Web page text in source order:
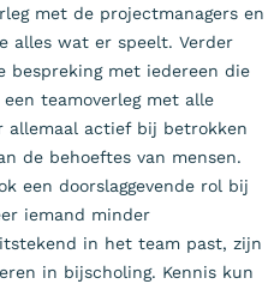
met de projectmanagers en
alles wat er speelt. Verder
bespreking met iedereen die
teamoverleg met alle
allemaal actief bij betrokken
de behoeftes van mensen.
een doorslaggevende rol bij
iemand minder
in het team past, zijn
in bijscholing. Kennis kun